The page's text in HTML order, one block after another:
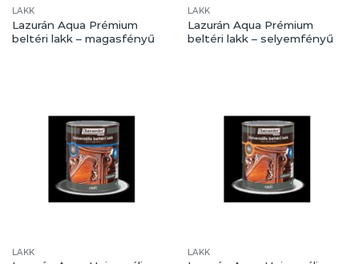
LAKK
Lazurán Aqua Prémium
beltéri lakk – magasfényű
LAKK
Lazurán Aqua Prémium
beltéri lakk – selyemfényű
LAKK LAKK